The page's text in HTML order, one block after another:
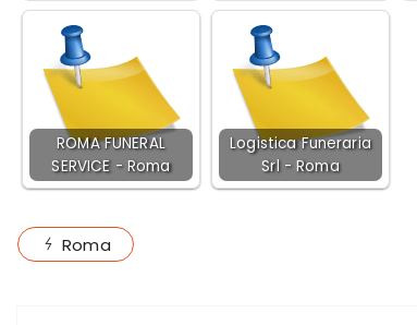
ROMA FUNERAL
SERVICE - Roma
Logistica Funeraria
Srl - Roma
Roma